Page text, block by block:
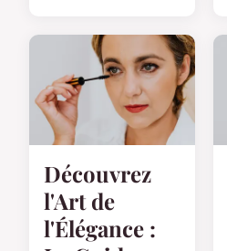
Découvrez
l'Art de
l'Élégance :